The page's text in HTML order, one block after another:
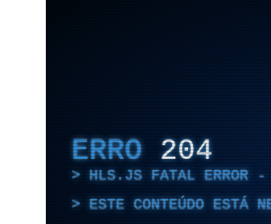
ERRO 204
HLS.JS FATAL ERROR -
ESTE CONTEÚDO ESTÁ